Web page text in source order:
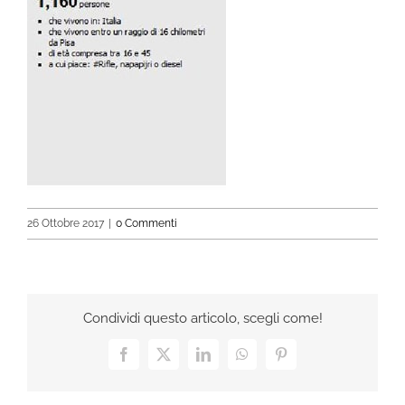
26 Ottobre 2017 | 0 Commenti
Condividi questo articolo, scegli come!
Facebook
X LinkedInWhatsAppPinterest